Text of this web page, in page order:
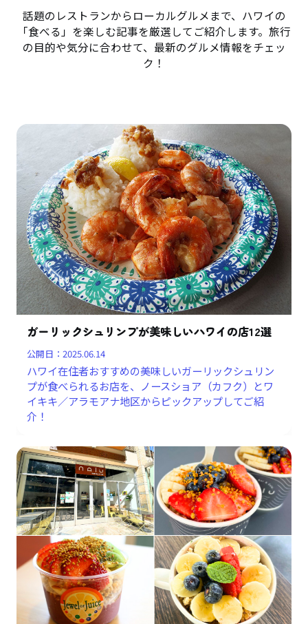
話題のレストランからローカルグルメまで、ハワイの
「食べる」を楽しむ記事を厳選してご紹介します。旅行
の目的や気分に合わせて、最新のグルメ情報をチェッ
ク！
ガーリックシュリンプが美味しいハワイの店12選
公開日：2025.06.14
ハワイ在住者おすすめの美味しいガーリックシュリン
プが食べられるお店を、ノースショア（カフク）とワ
イキキ／アラモアナ地区からピックアップしてご紹
介！